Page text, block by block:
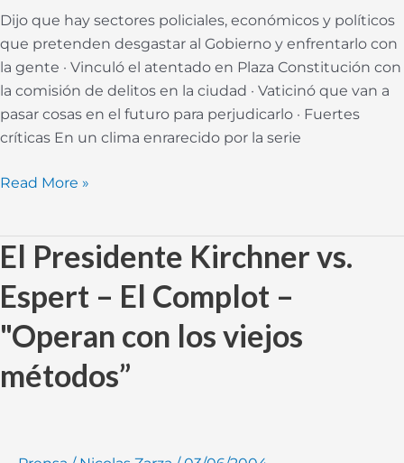
Dijo que hay sectores policiales, económicos y políticos
que pretenden desgastar al Gobierno y enfrentarlo con
la gente · Vinculó el atentado en Plaza Constitución con
la comisión de delitos en la ciudad · Vaticinó que van a
pasar cosas en el futuro para perjudicarlo · Fuertes
críticas En un clima enrarecido por la serie
intentos
desestabilizadores"
Read More »
El Presidente Kirchner vs.
Espert – El Complot –
"Operan con los viejos
métodos”
El
Presidente
Kirchner
Espert
El
"Operan